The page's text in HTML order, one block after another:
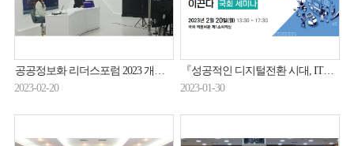
공공정보화 리더스포럼 2023 개최(23.02.16.)
2023-02-20
『성공적인 디지털전환 시대, IT서비스가 이끈다』국회 세미나 개최안내(2/20)
2023-01-30